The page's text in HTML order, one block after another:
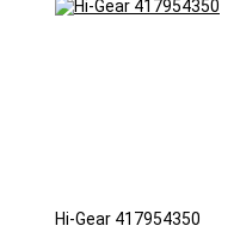
Hi-Gear 417954350